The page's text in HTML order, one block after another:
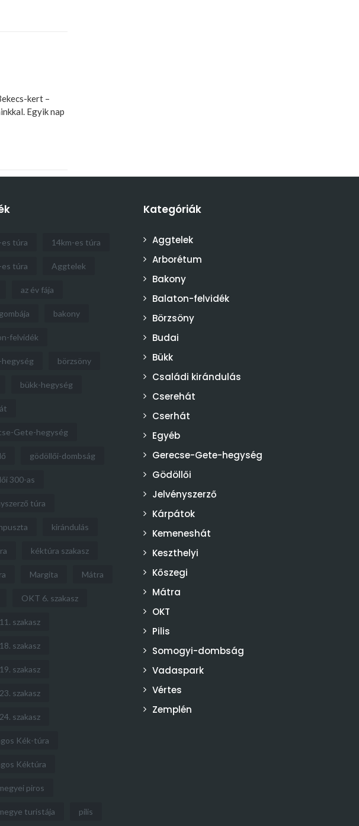
kert –
Egyik nap
es túra 14km-es túra
es túra Aggtelek
az év fája
bakony
felvidék
hegység börzsöny
bükk-hegység
Gete-hegység
gödöllői-dombság
300-as
túra
kirándulás
kéktúra szakasz
Margita Mátra
OKT 6. szakasz
szakasz
szakasz
szakasz
szakasz
szakasz
Kék-túra
Kéktúra
piros
turistája pilis
Kategóriák
Aggtelek
Arborétum
Bakony
Balaton-felvidék
Börzsöny
Budai
Bükk
Családi kirándulás
Cserehát
Cserhát
Egyéb
Gerecse-Gete-hegység
Gödöllői
Jelvényszerző
Kárpátok
Kemeneshát
Keszthelyi
Kőszegi
Mátra
OKT
Pilis
Somogyi-dombság
Vadaspark
Vértes
Zemplén